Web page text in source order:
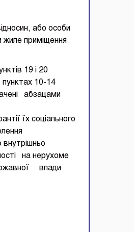
або особи
жиле приміщення
19 і 20
пунктах 10-14
абзацами
їх соціального
внутрішньо
на нерухоме
влади